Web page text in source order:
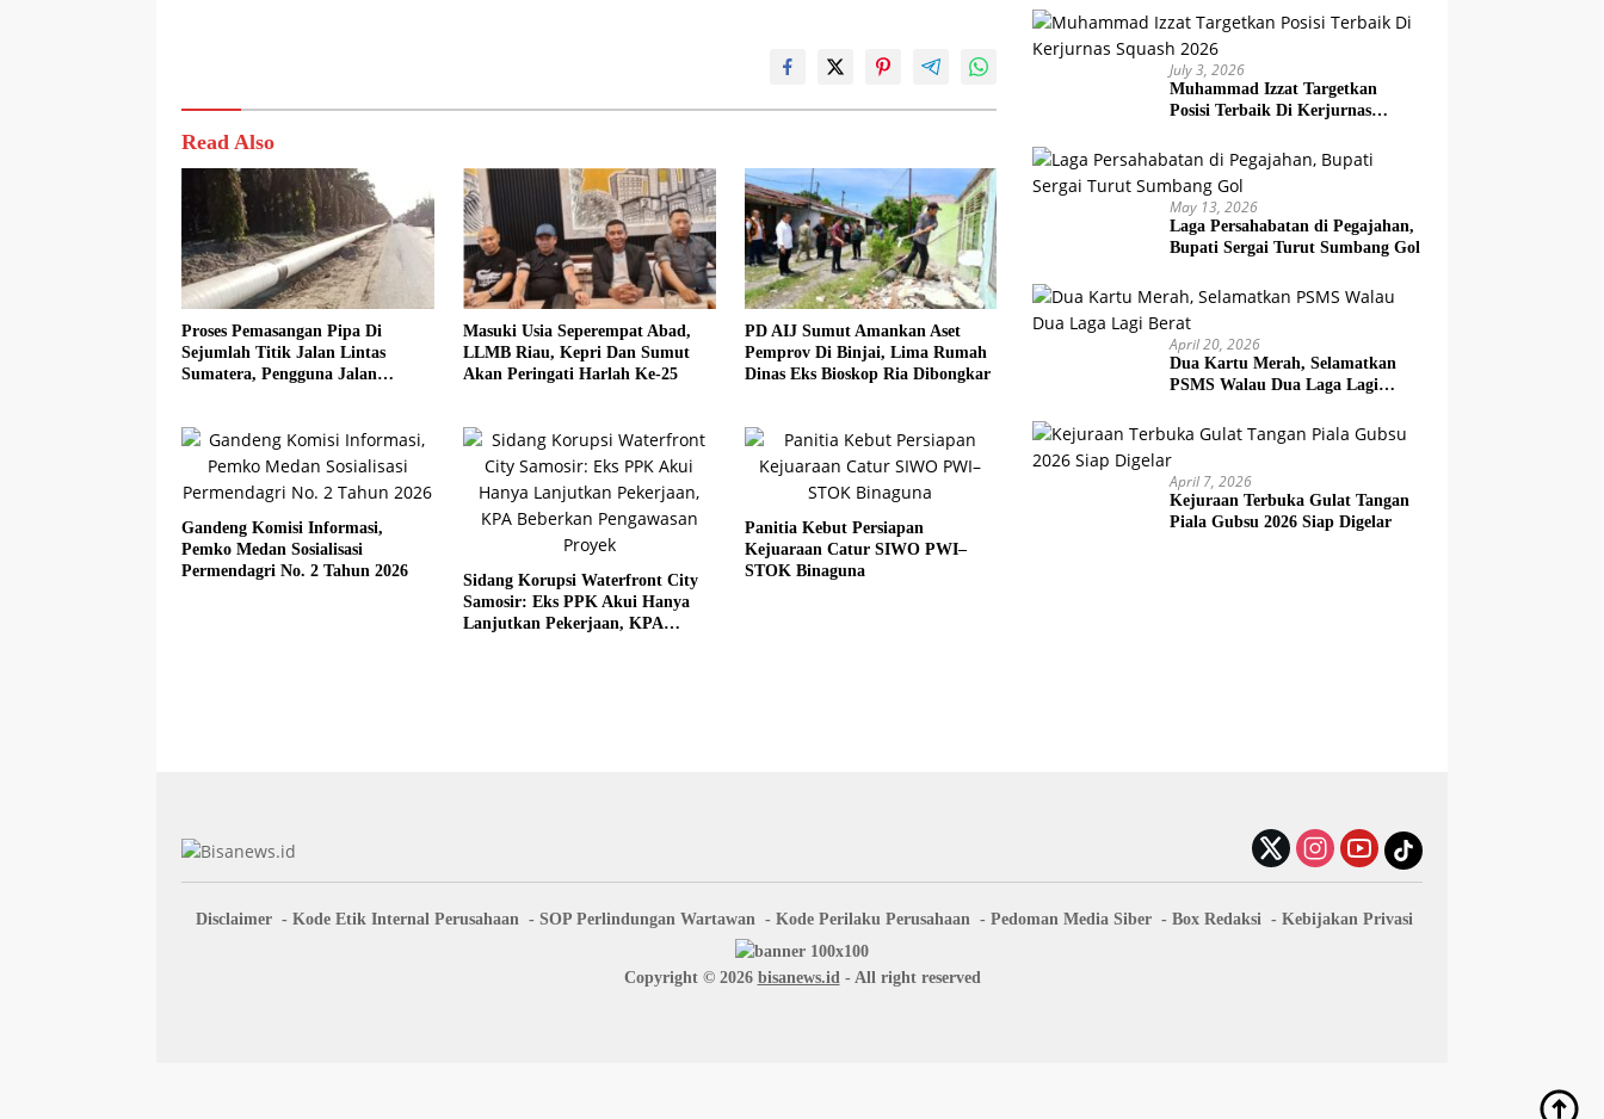
Read Also
Proses Pemasangan Pipa Di
Sejumlah Titik Jalan Lintas
Sumatera, Pengguna Jalan
Masuki Usia Seperempat Abad,
LLMB Riau, Kepri Dan Sumut
Akan Peringati Harlah Ke-25
PD AIJ Sumut Amankan Aset
Pemprov Di Binjai, Lima Rumah
Dinas Eks Bioskop Ria Dibongkar
Gandeng Komisi Informasi,
Pemko Medan Sosialisasi
Permendagri No. 2 Tahun 2026
Sidang Korupsi Waterfront City
Samosir: Eks PPK Akui Hanya
Lanjutkan Pekerjaan, KPA
Panitia Kebut Persiapan
Kejuaraan Catur SIWO PWI–
STOK Binaguna
July 3, 2026
Muhammad Izzat Targetkan
Posisi Terbaik Di Kerjurnas
May 13, 2026
Laga Persahabatan di Pegajahan,
Bupati Sergai Turut Sumbang Gol
April 20, 2026
Dua Kartu Merah, Selamatkan
PSMS Walau Dua Laga Lagi
April 7, 2026
Kejuraan Terbuka Gulat Tangan
Piala Gubsu 2026 Siap Digelar
Disclaimer Kode Etik Internal Perusahaan SOP Perlindungan Wartawan Kode Perilaku Perusahaan Pedoman Media Siber Box Redaksi Kebijakan Privasi
Copyright © 2026 bisanews.id- All right reserved